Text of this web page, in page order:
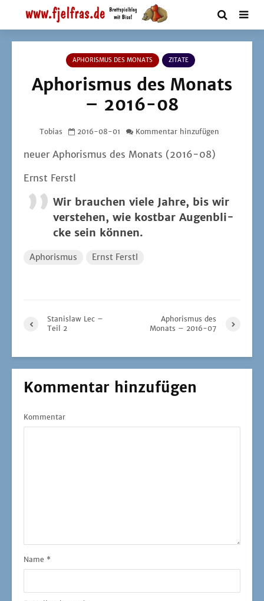
APHORISMUS DES MONATS ZITATE
Aphorismus des Monats
– 2016-08
Tobias 2016-08-01 Kommentar hinzufügen
neu­er Apho­ris­mus des Monats (2016−08)
Ernst Ferstl
Wir brau­chen vie­le Jah­re, bis wir
ver­ste­hen, wie kost­bar Augen­bli­
cke sein können.
Aphorismus Ernst Ferstl
Stanislaw Lec –
Teil 2
Aphorismus des
Monats – 2016-07
Kommentar hinzufügen
Kommentar
Name *